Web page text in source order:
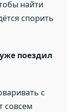
найти
спорить
поездил
с
совсем